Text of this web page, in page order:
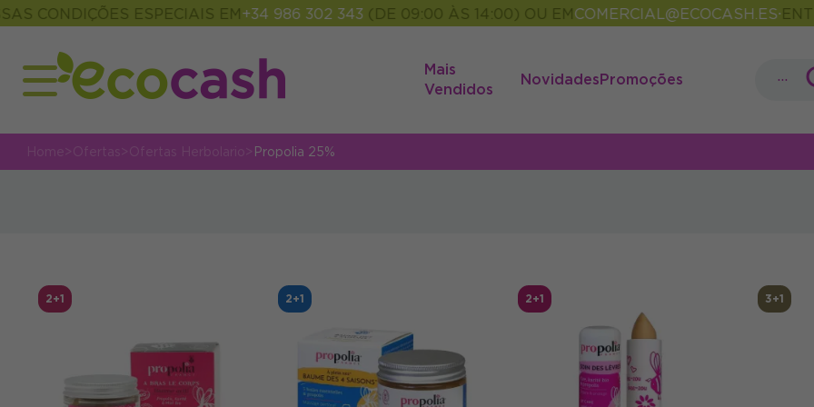
ESPECIAIS EM+34 986 302 343 (DE 09:00 ÀS 14:00) OU EMCOMERCIAL@ECOCASH.ES•
Mais
Vendidos
NovidadesPromoções ...
Home> Ofertas > Ofertas Herbolario > Propolia 25%
2+1 2+1 2+1 3+1